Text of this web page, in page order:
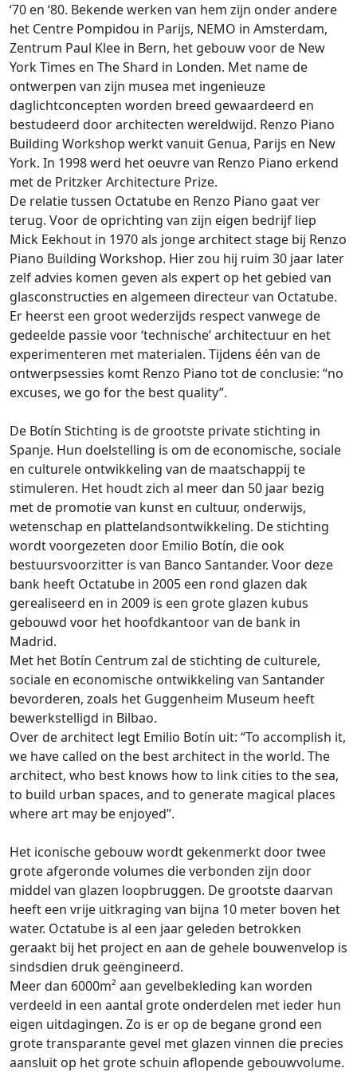
‘70 en ‘80. Bekende werken van hem zijn onder andere
het Centre Pompidou in Parijs, NEMO in Amsterdam,
Zentrum Paul Klee in Bern, het gebouw voor de New
York Times en The Shard in Londen. Met name de
ontwerpen van zijn musea met ingenieuze
daglichtconcepten worden breed gewaardeerd en
bestudeerd door architecten wereldwijd. Renzo Piano
Building Workshop werkt vanuit Genua, Parijs en New
York. In 1998 werd het oeuvre van Renzo Piano erkend
met de Pritzker Architecture Prize.
De relatie tussen Octatube en Renzo Piano gaat ver
terug. Voor de oprichting van zijn eigen bedrijf liep
Mick Eekhout in 1970 als jonge architect stage bij Renzo
Piano Building Workshop. Hier zou hij ruim 30 jaar later
zelf advies komen geven als expert op het gebied van
glasconstructies en algemeen directeur van Octatube.
Er heerst een groot wederzijds respect vanwege de
gedeelde passie voor ‘technische’ architectuur en het
experimenteren met materialen. Tijdens één van de
ontwerpsessies komt Renzo Piano tot de conclusie: “no
excuses, we go for the best quality”.
De Botín Stichting is de grootste private stichting in
Spanje. Hun doelstelling is om de economische, sociale
en culturele ontwikkeling van de maatschappij te
stimuleren. Het houdt zich al meer dan 50 jaar bezig
met de promotie van kunst en cultuur, onderwijs,
wetenschap en plattelandsontwikkeling. De stichting
wordt voorgezeten door Emilio Botín, die ook
bestuursvoorzitter is van Banco Santander. Voor deze
bank heeft Octatube in 2005 een rond glazen dak
gerealiseerd en in 2009 is een grote glazen kubus
gebouwd voor het hoofdkantoor van de bank in
Madrid.
Met het Botín Centrum zal de stichting de culturele,
sociale en economische ontwikkeling van Santander
bevorderen, zoals het Guggenheim Museum heeft
bewerkstelligd in Bilbao.
Over de architect legt Emilio Botín uit: “To accomplish it,
we have called on the best architect in the world. The
architect, who best knows how to link cities to the sea,
to build urban spaces, and to generate magical places
where art may be enjoyed”.
Het iconische gebouw wordt gekenmerkt door twee
grote afgeronde volumes die verbonden zijn door
middel van glazen loopbruggen. De grootste daarvan
heeft een vrije uitkraging van bijna 10 meter boven het
water. Octatube is al een jaar geleden betrokken
geraakt bij het project en aan de gehele bouwenvelop is
sindsdien druk geëngineerd.
Meer dan 6000m² aan gevelbekleding kan worden
verdeeld in een aantal grote onderdelen met ieder hun
eigen uitdagingen. Zo is er op de begane grond een
grote transparante gevel met glazen vinnen die precies
aansluit op het grote schuin aflopende gebouwvolume.